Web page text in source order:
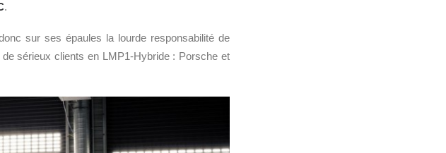
.
sur ses épaules la lourde responsabilité de
sérieux clients en LMP1-Hybride : Porsche et